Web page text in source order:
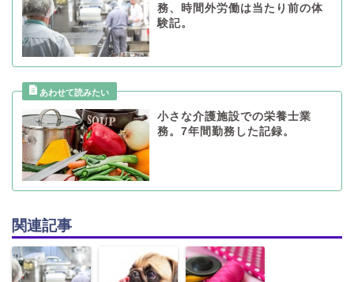
務、時間外労働は当たり前の体
験記。
小さな介護施設での栄養士業
務。7年間勤務した記録。
関連記事